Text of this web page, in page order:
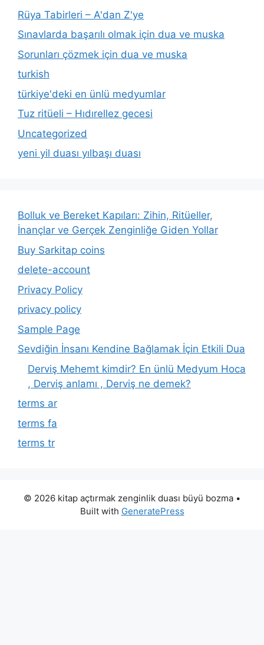
Rüya Tabirleri – A'dan Z'ye
Sınavlarda başarılı olmak için dua ve muska
Sorunları çözmek için dua ve muska
turkish
türkiye'deki en ünlü medyumlar
Tuz ritüeli – Hıdırellez gecesi
Uncategorized
yeni yil duası yılbaşı duası
Bolluk ve Bereket Kapıları: Zihin, Ritüeller,
İnançlar ve Gerçek Zenginliğe Giden Yollar
Buy Sarkitap coins
delete-account
Privacy Policy
privacy policy
Sample Page
Sevdiğin İnsanı Kendine Bağlamak İçin Etkili Dua
Derviş Mehemt kimdir? En ünlü Medyum Hoca
, Derviş anlamı , Derviş ne demek?
terms ar
terms fa
terms tr
© 2026 kitap açtırmak zenginlik duası büyü bozma •
Built with GeneratePress